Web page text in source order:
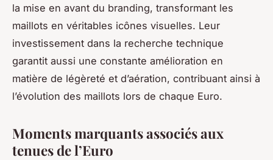
la mise en avant du branding, transformant les
maillots en véritables icônes visuelles. Leur
investissement dans la recherche technique
garantit aussi une constante amélioration en
matière de légèreté et d’aération, contribuant ainsi à
l’évolution des maillots lors de chaque Euro.
Moments marquants associés aux
tenues de l’Euro